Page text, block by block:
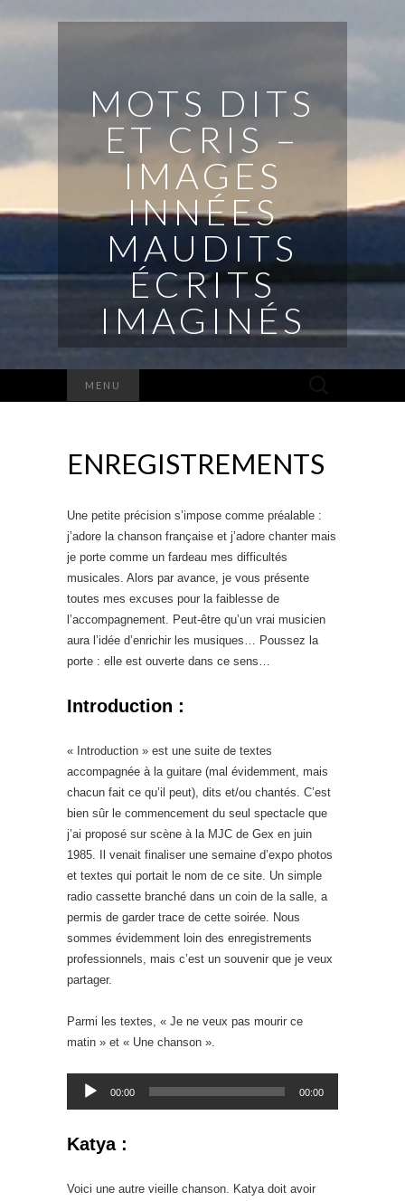
MOTS DITS
ET CRIS –
IMAGES
INNÉES
MAUDITS
ÉCRITS
IMAGINÉS
MENU
ENREGISTREMENTS
Une petite précision s’impose comme préalable :
j’adore la chanson française et j’adore chanter mais
je porte comme un fardeau mes difficultés
musicales. Alors par avance, je vous présente
toutes mes excuses pour la faiblesse de
l’accompagnement. Peut-être qu’un vrai musicien
aura l’idée d’enrichir les musiques… Poussez la
porte : elle est ouverte dans ce sens…
Introduction :
« Introduction » est une suite de textes
accompagnée à la guitare (mal évidemment, mais
chacun fait ce qu’il peut), dits et/ou chantés. C’est
bien sûr le commencement du seul spectacle que
j’ai proposé sur scène à la MJC de Gex en juin
1985. Il venait finaliser une semaine d’expo photos
et textes qui portait le nom de ce site. Un simple
radio cassette branché dans un coin de la salle, a
permis de garder trace de cette soirée. Nous
sommes évidemment loin des enregistrements
professionnels, mais c’est un souvenir que je veux
partager.
Parmi les textes, « Je ne veux pas mourir ce
matin » et « Une chanson ».
Lecteur
00:00 00:00
Katya :
Voici une autre vieille chanson. Katya doit avoir